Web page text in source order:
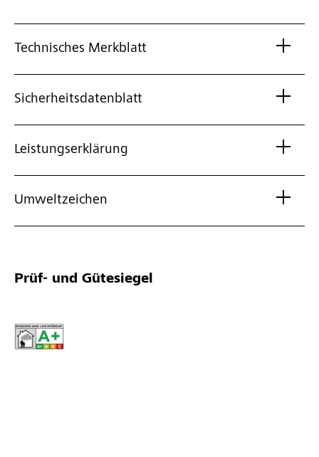
Technisches Merkblatt
Sicherheitsdatenblatt
Leistungserklärung
Umweltzeichen
Prüf- und Gütesiegel